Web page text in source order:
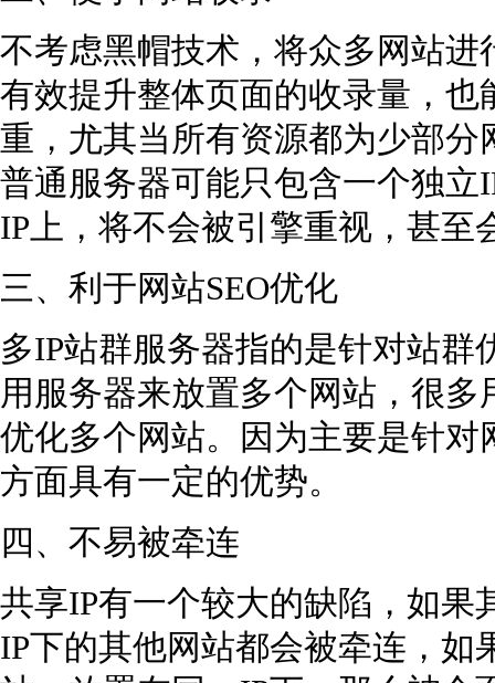
不考虑黑帽技术，将众多网站
有效提升整体页面的收录量，
重，尤其当所有资源都为少部
普通服务器可能只包含一个独
IP上，将不会被引擎重视，甚至
三、利于网站SEO优化
多IP站群服务器指的是针对站
用服务器来放置多个网站，很
优化多个网站。因为主要是针
方面具有一定的优势。
四、不易被牵连
共享IP有一个较大的缺陷，如果
IP下的其他网站都会被牵连，如